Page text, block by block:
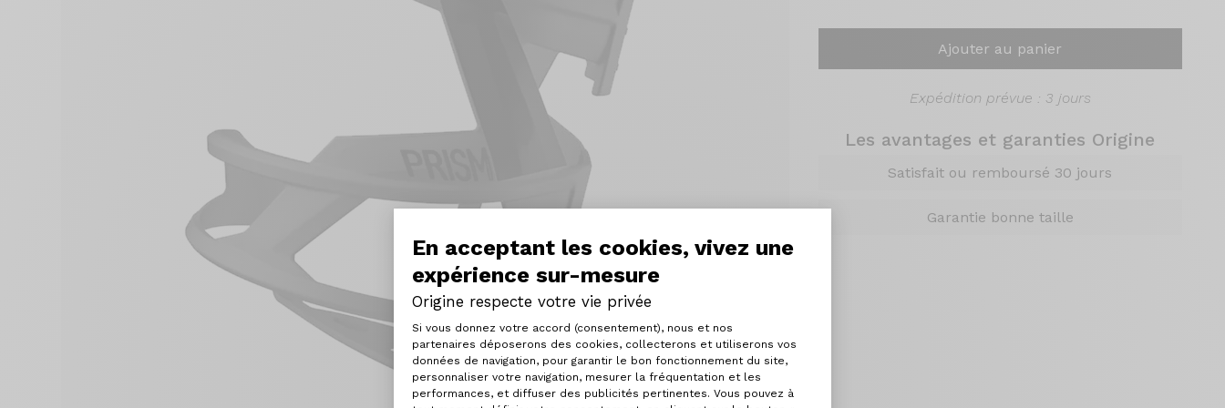
En acceptant les cookies, vivez une
expérience sur-mesure
Origine respecte votre vie privée
Plateforme de Gestion du Consentement : Personnalisez vos Options
Si vous donnez votre accord (consentement), nous et nos
partenaires déposerons des cookies, collecterons et utiliserons vos
données de navigation, pour garantir le bon fonctionnement du site,
personnaliser votre navigation, mesurer la fréquentation et les
performances, et diffuser des publicités pertinentes. Vous pouvez à
Axeptio consent
Ajouter au panier
Expédition prévue : 3 jours
Les avantages et garanties Origine
Satisfait ou remboursé 30 jours
Garantie bonne taille